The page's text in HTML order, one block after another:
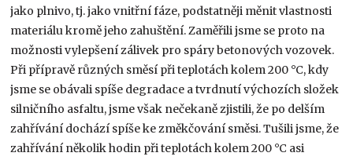
jako plnivo, tj. jako vnitřní fáze, podstatněji měnit vlastnosti
materiálu kromě jeho zahuštění. Zaměřili jsme se proto na
možnosti vylepšení zálivek pro spáry betonových vozovek.
Při přípravě různých směsí při teplotách kolem 200 °C, kdy
jsme se obávali spíše degradace a tvrdnutí výchozích složek
silničního asfaltu, jsme však nečekaně zjistili, že po delším
zahřívání dochází spíše ke změkčování směsi. Tušili jsme, že
zahřívání několik hodin při teplotách kolem 200 °C asi